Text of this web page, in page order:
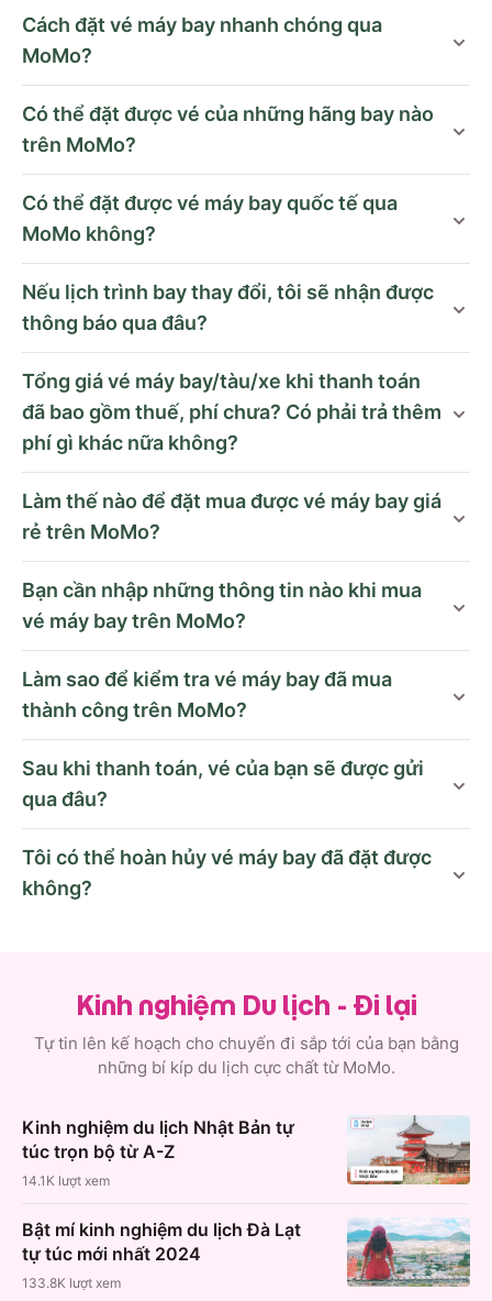
Cách đặt vé máy bay nhanh chóng qua
MoMo?
Có thể đặt được vé của những hãng bay nào
trên MoMo?
Có thể đặt được vé máy bay quốc tế qua
MoMo không?
Nếu lịch trình bay thay đổi, tôi sẽ nhận được
thông báo qua đâu?
Tổng giá vé máy bay/tàu/xe khi thanh toán
đã bao gồm thuế, phí chưa? Có phải trả thêm
phí gì khác nữa không?
Làm thế nào để đặt mua được vé máy bay giá
rẻ trên MoMo?
Bạn cần nhập những thông tin nào khi mua
vé máy bay trên MoMo?
Làm sao để kiểm tra vé máy bay đã mua
thành công trên MoMo?
Sau khi thanh toán, vé của bạn sẽ được gửi
qua đâu?
Tôi có thể hoàn hủy vé máy bay đã đặt được
không?
Kinh nghiệm Du lịch - Đi lại
Tự tin lên kế hoạch cho chuyến đi sắp tới của bạn bằng
những bí kíp du lịch cực chất từ MoMo.
Kinh nghiệm du lịch Nhật Bản tự
túc trọn bộ từ A-Z
14.1K lượt xem
Bật mí kinh nghiệm du lịch Đà Lạt
tự túc mới nhất 2024
133.8K lượt xem